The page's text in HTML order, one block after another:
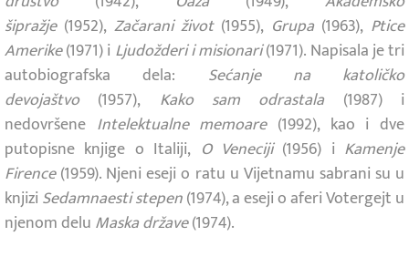
šipražje(1952), Začarani život(1955), Grupa (1963), Ptice
Amerike(1971) i Ljudožderi i misionari(1971). Napisala je tri
autobiografska dela: Sećanje na katoličko
devojaštvo(1957), Kako sam odrastala(1987) i
nedovršene Intelektualne memoare(1992), kao i dve
putopisne knjige o Italiji, O Veneciji(1956) i Kamenje
Firence(1959). Njeni eseji o ratu u Vijetnamu sabrani su u
knjizi Sedamnaesti stepen(1974), a eseji o aferi Votergejt u
njenom delu Maska države(1974).